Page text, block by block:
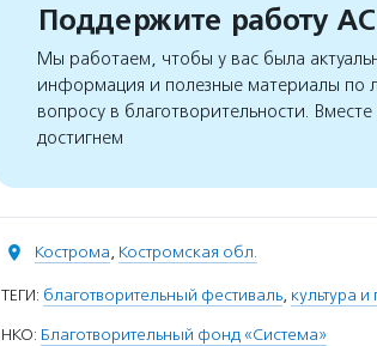
Поддержите работу
Мы работаем, чтобы у вас была
информация и полезные материалы по
вопросу в благотворительности.
достигнем
Кострома, Костромская обл.
ТЕГИ: благотворительный фестиваль, культура
НКО: Благотворительный фонд «Система»